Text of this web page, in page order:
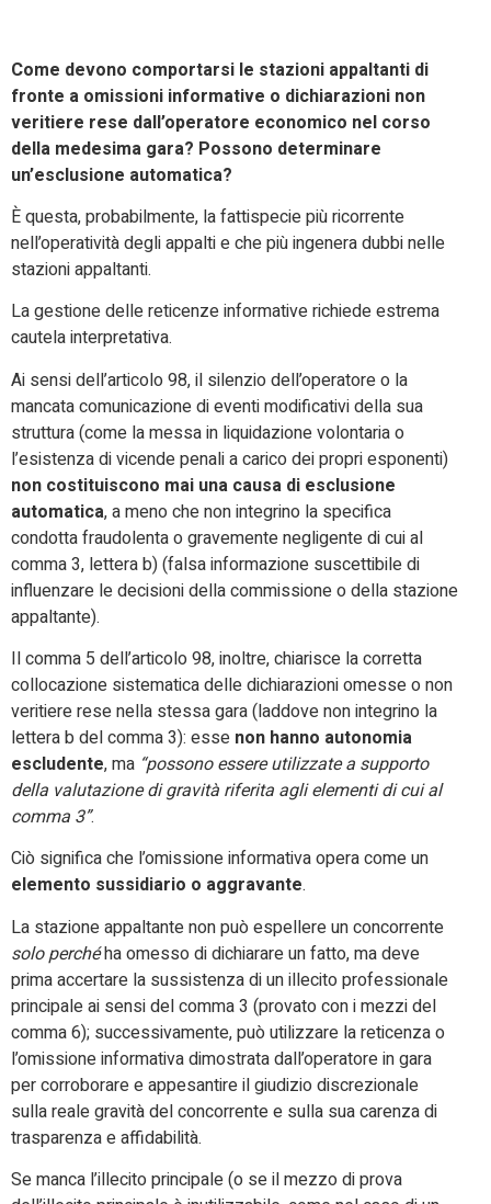
Come devono comportarsi le stazioni appaltanti di
fronte a omissioni informative o dichiarazioni non
veritiere rese dall’operatore economico nel corso
della medesima gara? Possono determinare
un’esclusione automatica?
È questa, probabilmente, la fattispecie più ricorrente
nell’operatività degli appalti e che più ingenera dubbi nelle
stazioni appaltanti.
La gestione delle reticenze informative richiede estrema
cautela interpretativa.
Ai sensi dell’articolo 98, il silenzio dell’operatore o la
mancata comunicazione di eventi modificativi della sua
struttura (come la messa in liquidazione volontaria o
l’esistenza di vicende penali a carico dei propri esponenti)
non costituiscono mai una causa di esclusione
automatica, a meno che non integrino la specifica
condotta fraudolenta o gravemente negligente di cui al
comma 3, lettera b) (falsa informazione suscettibile di
influenzare le decisioni della commissione o della stazione
appaltante).
Il comma 5 dell’articolo 98, inoltre, chiarisce la corretta
collocazione sistematica delle dichiarazioni omesse o non
veritiere rese nella stessa gara (laddove non integrino la
lettera b del comma 3): esse non hanno autonomia
escludente, ma “possono essere utilizzate a supporto
della valutazione di gravità riferita agli elementi di cui al
comma 3”.
Ciò significa che l’omissione informativa opera come un
elemento sussidiario o aggravante.
La stazione appaltante non può espellere un concorrente
solo perchéha omesso di dichiarare un fatto, ma deve
prima accertare la sussistenza di un illecito professionale
principale ai sensi del comma 3 (provato con i mezzi del
comma 6); successivamente, può utilizzare la reticenza o
l’omissione informativa dimostrata dall’operatore in gara
per corroborare e appesantire il giudizio discrezionale
sulla reale gravità del concorrente e sulla sua carenza di
trasparenza e affidabilità.
Se manca l’illecito principale (o se il mezzo di prova